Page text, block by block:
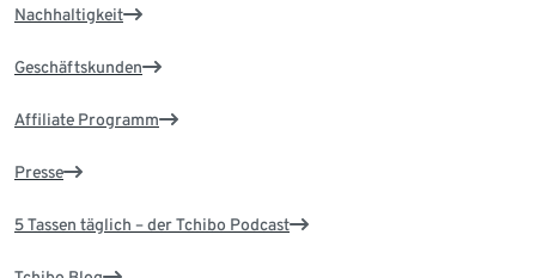
Nachhaltigkeit
Geschäftskunden
Affiliate Programm
Presse
5 Tassen täglich – der Tchibo Podcast